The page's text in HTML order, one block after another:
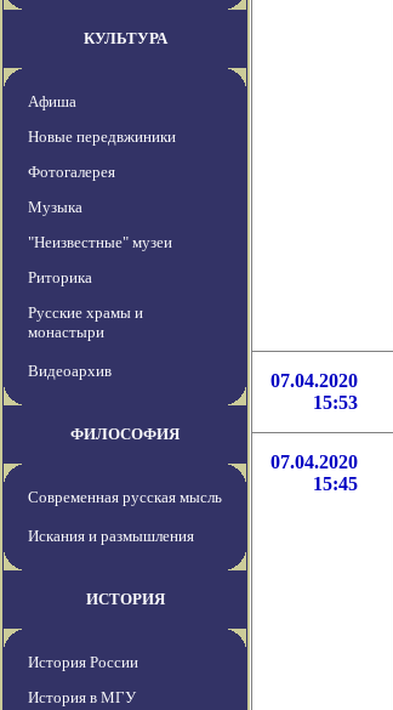
КУЛЬТУРА
Афиша
Новые передвжиники
Фотогалерея
Музыка
"Неизвестные" музеи
Риторика
Русские храмы и
монастыри
Видеоархив
ФИЛОСОФИЯ
Современная русская мысль
Искания и размышления
ИСТОРИЯ
История России
История в МГУ
07.04.2020
15:53
07.04.2020
15:45